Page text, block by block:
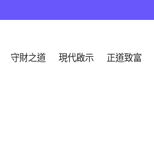
守財之道 現代啟示 正道致富